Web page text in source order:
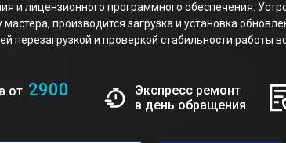
и лицензионного программного обеспечения.
производится загрузка и установка
перезагрузкой и проверкой стабильности работы
от 2900
Экспресс ремонт
в день обращения